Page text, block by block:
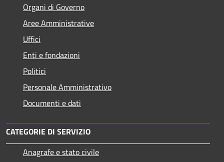
Organi di Governo
Aree Amministrative
Uffici
Enti e fondazioni
Politici
Personale Amministrativo
Documenti e dati
CATEGORIE DI SERVIZIO
Anagrafe e stato civile